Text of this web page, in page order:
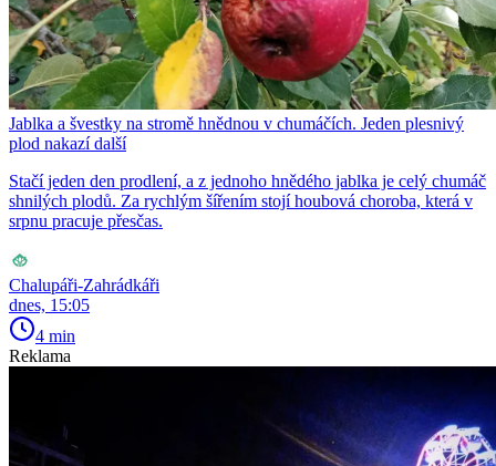
Jablka a švestky na stromě hnědnou v chumáčích. Jeden plesnivý
plod nakazí další
Stačí jeden den prodlení, a z jednoho hnědého jablka je celý chumáč
shnilých plodů. Za rychlým šířením stojí houbová choroba, která v
srpnu pracuje přesčas.
Chalupáři-Zahrádkáři
dnes, 15:05
4 min
Reklama